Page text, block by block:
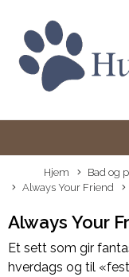
Hjem Bad og
Always Your Friend
Always Your
Et sett som gir
hverdags og til